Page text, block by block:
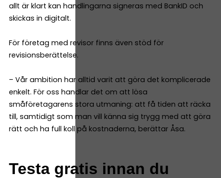
allt är klart kan handlingarna signeras med BankID och
skickas in digitalt.
För företag med revisor finns även stöd för
revisionsberättelse.
– Vår ambition har alltid varit att göra det komplicerade
enkelt. För oss handlar det om att lösa
småföretagarens stora utmaning: att få tiden att räcka
till, samtidigt som man vill känna sig trygg med att göra
rätt och ha full koll på kostnaderna, berättar Åsa.
Testa gratis innan du